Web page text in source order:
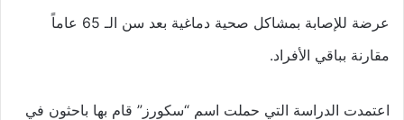
عرضة للإصابة بمشاكل صحية دماغية بعد سن الـ 65 عاماً
مقارنة بباقي الأفراد.
اعتمدت الدراسة التي حملت اسم “سكورز” قام بها باحثون في